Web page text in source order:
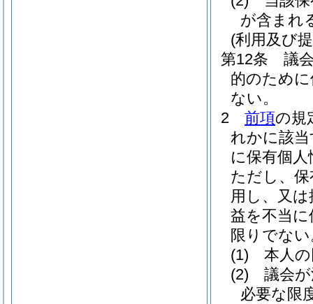
が含まれ
(利用及び
第12条
議
的のため
ない。
2
前項の規
れかに該
に保有個
ただし、
用し、又
益を不当
限りでな
(1)
本人
(2)
議会
必要な限